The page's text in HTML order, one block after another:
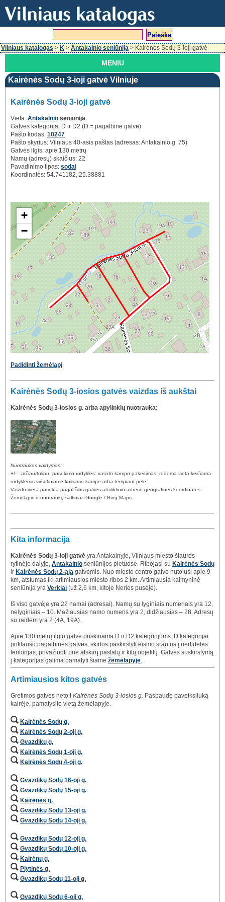
Vilniaus katalogas > K > Antakalnio seniūnija > Kairėnės Sodų 3-ioji gatvė
MENIU
Kairėnės Sodų 3-ioji gatvė Vilniuje
Kairėnės Sodų 3-ioji gatvė
Vieta: Antakalnio seniūnija
Gatvės kategorija: D ir D2 (D = pagalbinė gatvė)
Pašto kodas: 10247
Pašto skyrius: Vilniaus 40-asis paštas (adresas: Antakalnio g. 75)
Gatvės ilgis: apie 130 metrų
Namų (adresų) skaičius: 22
Pavadinimo tipas: sodai
Koordinatės: 54.741182, 25.38881
+
−
Padidinti žemėlapį
Kairėnės Sodų 3-iosios gatvės vaizdas iš aukštai
Kairėnės Sodų 3-iosios g. arba apylinkių nuotrauka:
Nuotraukos valdymas:
+/- : arčiau/toliau; pasukimo rodyklės: vaizdo kampo pakeitimas; rodoma vieta keičiama
rodyklėmis viršutiniame kairiame kampe arba tempiant pele.
Vaizdo vieta parinkta pagal šios gatvės atsitiktinio adreso geografines koordinates.
Žemėlapio ir nuotraukų šaltiniai: Google / Bing Maps.
Kita informacija
Kairėnės Sodų 3-ioji gatvė yra Antakalnyje, Vilniaus miesto šiaurės
rytinėje dalyje, Antakalnio seniūnijos pietuose. Ribojasi su Kairėnės Sodų
ir Kairėnės Sodų 2-ąja gatvėmis. Nuo miesto centro gatvė nutolusi apie 9
km, atstumas iki artimiausios miesto ribos 2 km. Artimiausia kaimyninė
seniūnija yra Verkiai (už 2,6 km, kitoje Neries pusėje).
Iš viso gatvėje yra 22 namai (adresai). Namų su lyginiais numeriais yra 12,
nelyginiais – 10. Mažiausias namo numeris yra 2, didžiausias – 28. Adresų
su raidėm yra 2 (4A, 19A).
Apie 130 metrų ilgio gatvė priskiriama D ir D2 kategorijoms. D kategorijai
priklauso pagalbinės gatvės, skirtos paskirstyti eismo srautus į nedideles
teritorijas, privažiuoti prie atskirų pastatų ir kitų objektų. Gatvės suskirstymą
į kategorijas galima pamatyti šiame žemėlapyje.
Artimiausios kitos gatvės
Gretimos gatvės netoli Kairėnės Sodų 3-iosios g. Paspaudę paveiksliuką
kairėje, pamatysite vietą žemėlapyje.
Kairėnės Sodų g.
Kairėnės Sodų 2-oji g.
Gvazdikų g.
Kairėnės Sodų 1-oji g.
Kairėnės Sodų 4-oji g.
Gvazdikų Sodų 16-oji g.
Gvazdikų Sodų 15-oji g.
Kairėnės g.
Gvazdikų Sodų 13-oji g.
Gvazdikų Sodų 14-oji g.
Gvazdikų Sodų 12-oji g.
Gvazdikų Sodų 10-oji g.
Kairėnų g.
Plytinės g.
Gvazdikų Sodų 11-oji g.
Gvazdikų Sodų 6-oji g.